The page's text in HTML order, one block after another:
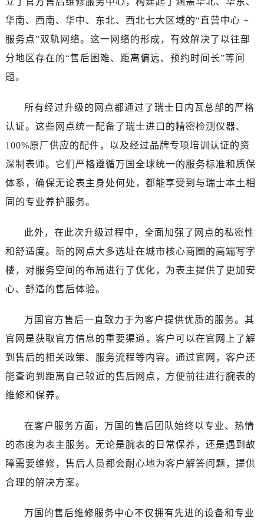
湖南省常德市武陵区人民路万国售后服务中心（需提前预约）
湖南省怀化市鹤城区迎丰中路万国售后服务中心（需提前预约）
湖南省湘潭市雨湖区莲城大道万国售后服务中心（需提前预约）
湖南省益阳市赫山区桃花仑路万国售后服务中心（需提前预约）
湖南省永州市冷水滩区永州大道与中兴路交叉口万国售后服务中心（需提前预约）
湖南省岳阳市岳阳楼区东茅岭路万国售后服务中心（需提前预约）
湖南省张家界市永定区解放路万国售后服务中心（需提前预约）
甘肃省白银市白银区北京路万国售后服务中心（需提前预约）
甘肃省定西市安定区解放路万国售后服务中心（需提前预约）
甘肃省临夏市城南街道团结路万国售后服务中心（需提前预约）
甘肃省陇南市武都区人民路万国售后服务中心（需提前预约）
甘肃省平凉市崆峒区西大街万国售后服务中心（需提前预约）
甘肃省武威市凉州区迎宾路万国售后服务中心（需提前预约）
甘肃省张掖市甘州区民乐北路万国售后服务中心（需提前预约）
宁夏回族自治区固原市原州区文化街万国售后服务中心（需提前预约）
宁夏回族自治区银川市兴庆区新华东路97号新百中心C馆一层C1-18号商铺万国售后服务中心（需提前预约）
华南、西南、华中、东北、西北七大区域的“直营中心 +
服务点”双轨网络。这一网络的形成，有效解决了以往部
分地区存在的“售后困难、距离偏远、预约时间长”等问
题。
所有经过升级的网点都通过了瑞士日内瓦总部的严格
认证。这些网点统一配备了瑞士进口的精密检测仪器、
100%原厂供应的配件，以及经过品牌专项培训认证的资
深制表师。它们严格遵循万国全球统一的服务标准和质保
体系，确保无论表主身处何处，都能享受到与瑞士本土相
同的专业养护服务。
此外，在此次升级过程中，全面加强了网点的私密性
和舒适度。新的网点大多选址在城市核心商圈的高端写字
楼，对服务空间的布局进行了优化，为表主提供了更加安
心、舒适的售后体验。
万国官方售后一直致力于为客户提供优质的服务。其
官网是获取官方信息的重要渠道，客户可以在官网上了解
到售后的相关政策、服务流程等内容。通过官网，客户还
能查询到距离自己较近的售后网点，方便前往进行腕表的
维修和保养。
在客户服务方面，万国的售后团队始终以专业、热情
的态度为表主服务。无论是腕表的日常保养，还是遇到故
障需要维修，售后人员都会耐心地为客户解答问题，提供
合理的解决方案。
万国的售后维修服务中心不仅拥有先进的设备和专业